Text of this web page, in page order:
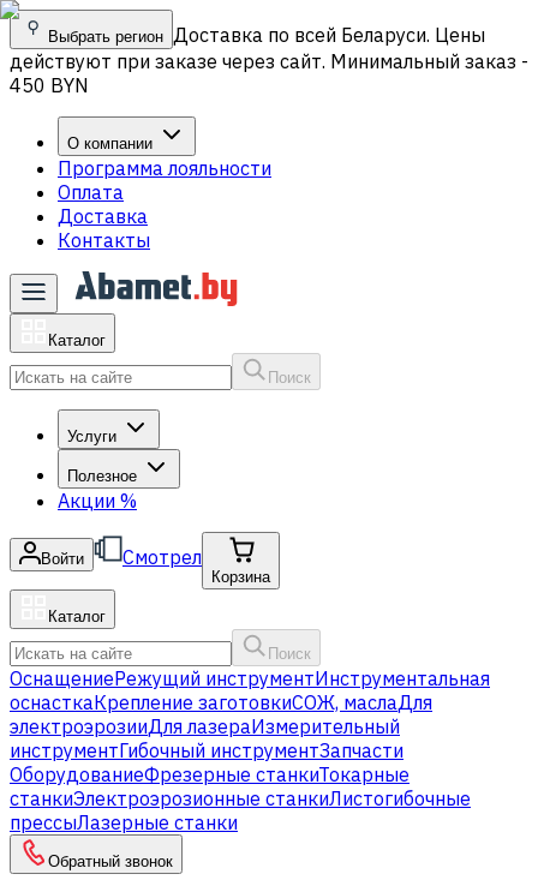
Выбрать регион Доставка по всей Беларуси. Цены
действуют при заказе через сайт. Минимальный заказ -
450 BYN
О компании
Программа лояльности
Оплата
Доставка
Контакты
Каталог
Поиск
Услуги
Полезное
Акции %
Войти Смотрел
Корзина
Каталог
Поиск
ОснащениеРежущий инструментИнструментальная
оснасткаКрепление заготовкиСОЖ, маслаДля
электроэрозииДля лазераИзмерительный
инструментГибочный инструментЗапчасти
ОборудованиеФрезерные станкиТокарные
станкиЭлектроэрозионные станкиЛистогибочные
прессыЛазерные станки
Обратный звонок